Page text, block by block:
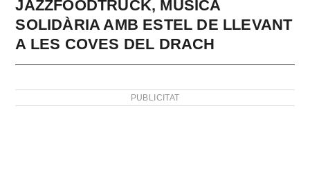
JAZZFOODTRUCK, MÚSICA
SOLIDÀRIA AMB ESTEL DE LLEVANT
A LES COVES DEL DRACH
PUBLICITAT